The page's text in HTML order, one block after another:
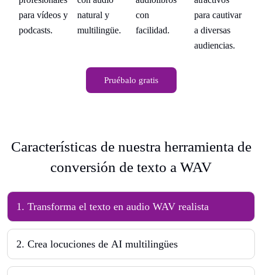
para vídeos y
podcasts.
natural y
multilingüe.
con
facilidad.
para cautivar
a diversas
audiencias.
Pruébalo gratis
Características de nuestra herramienta de
conversión de texto a WAV
1. Transforma el texto en audio WAV realista
2. Crea locuciones de AI multilingües